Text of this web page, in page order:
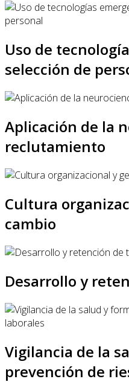
Uso de
selección de
Aplicación de la
reclutamiento
Cultura
cambio
Desarrollo y
Vigilancia de la
prevención de